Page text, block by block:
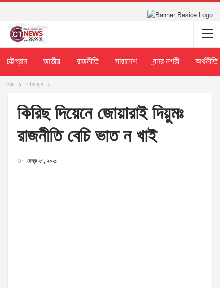
চট্টগ্রাম জাতীয় রাজনীতি সারাদেশ বন্দর নগরী অর্থনীতি
হোম গণমাধ্যম
কিরিছ দিয়েনে জোয়ারাই দিয়ুমঃ
রাজনীতি বেচি ভাত ন খাই
On ফেব্রু ২৭, ২০২১